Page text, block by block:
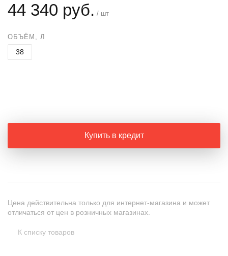
44 340 руб. / шт
ОБЪЁМ, Л
38
Купить в кредит
Цена действительна только для интернет-магазина и может
отличаться от цен в розничных магазинах.
К списку товаров